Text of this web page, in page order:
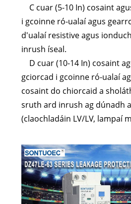
C cuar (5-10 In) cosaint
i gcoinne ró-ualaí agus
d'ualaí resistive agus
inrush íseal.
D cuar (10-14 In) cosaint
gciorcad i gcoinne ró-ualaí
cosaint do chiorcaid a
sruth ard inrush ag dúnadh
(claochladáin LV/LV, lampaí